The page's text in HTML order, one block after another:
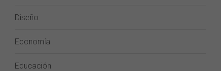
Diseño
Economía
Educación